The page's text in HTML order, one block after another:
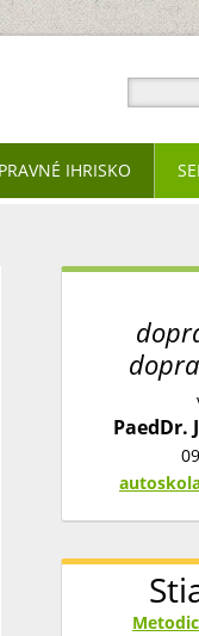
PaedDr.
IHRISKO